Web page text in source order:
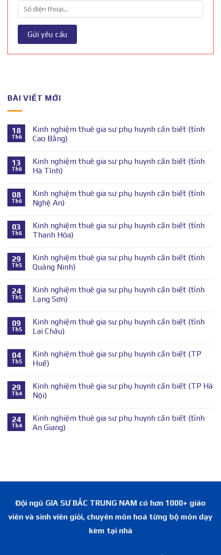
BÀI VIẾT MỚI
18
Th6
Kinh nghiệm thuê gia sư phụ huynh cần biết (tỉnh
Cao Bằng)
13
Th6
Kinh nghiệm thuê gia sư phụ huynh cần biết (tỉnh
Hà Tĩnh)
08
Th6
Kinh nghiệm thuê gia sư phụ huynh cần biết (tỉnh
Nghệ An)
03
Th6
Kinh nghiệm thuê gia sư phụ huynh cần biết (tỉnh
Thanh Hóa)
29
Th5
Kinh nghiệm thuê gia sư phụ huynh cần biết (tỉnh
Quảng Ninh)
24
Th5
Kinh nghiệm thuê gia sư phụ huynh cần biết (tỉnh
Lạng Sơn)
09
Th5
Kinh nghiệm thuê gia sư phụ huynh cần biết (tỉnh
Lai Châu)
04
Th5
Kinh nghiệm thuê gia sư phụ huynh cần biết (TP
Huế)
29
Th4
Kinh nghiệm thuê gia sư phụ huynh cần biết (TP Hà
Nội)
24
Th4
Kinh nghiệm thuê gia sư phụ huynh cần biết (tỉnh
An Giang)
Đội ngũ GIA SƯ BẮC TRUNG NAM có hơn 1000+ giáo
viên và sinh viên giỏi, chuyên môn hoá từng bộ môn dạy
kèm tại nhà